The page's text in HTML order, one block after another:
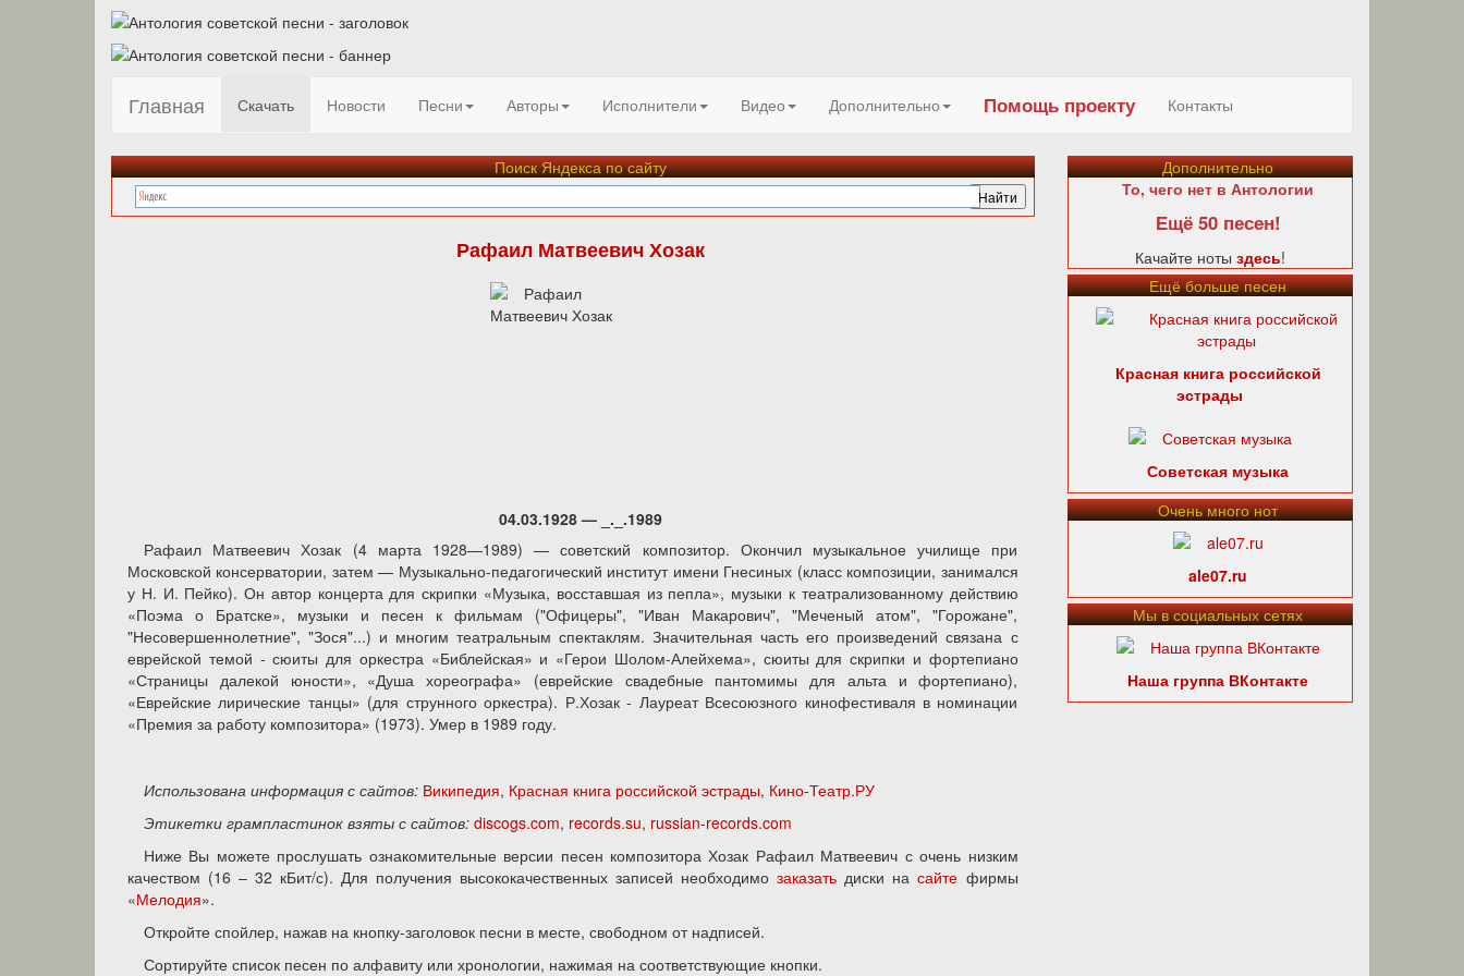
Главная Скачать Новости Песни Авторы Исполнители Видео Дополнительно Помощь проекту Контакты
Поиск Яндекса по сайту
Рафаил Матвеевич Хозак
04.03.1928 — _._.1989
Рафаил Матвеевич Хозак (4 марта 1928—1989) — советский композитор. Окончил музыкальное училище при
Московской консерватории, затем — Музыкально-педагогический институт имени Гнесиных (класс композиции, занимался
у Н. И. Пейко). Он автор концерта для скрипки «Музыка, восставшая из пепла», музыки к театрализованному действию
«Поэма о Братске», музыки и песен к фильмам ("Офицеры", "Иван Макарович", "Меченый атом", "Горожане",
"Несовершеннолетние", "Зося"...) и многим театральным спектаклям. Значительная часть его произведений связана с
еврейской темой - сюиты для оркестра «Библейская» и «Герои Шолом-Алейхема», сюиты для скрипки и фортепиано
«Страницы далекой юности», «Душа хореографа» (еврейские свадебные пантомимы для альта и фортепиано),
«Еврейские лирические танцы» (для струнного оркестра). Р.Хозак - Лауреат Всесоюзного кинофестиваля в номинации
«Премия за работу композитора» (1973). Умер в 1989 году.
Использована информация с сайтов: Википедия, Красная книга российской эстрады, Кино-Театр.РУ
Этикетки грампластинок взяты с сайтов: discogs.com, records.su, russian-records.com
Ниже Вы можете прослушать ознакомительные версии песен композитора Хозак Рафаил Матвеевич с очень низким
качеством (16 – 32 кБит/с). Для получения высококачественных записей необходимозаказать диски насайте фирмы
«Мелодия».
Откройте спойлер, нажав на кнопку-заголовок песни в месте, свободном от надписей.
Сортируйте список песен по алфавиту или хронологии, нажимая на соответствующие кнопки.
Дополнительно
То, чего нет в Антологии
Ещё 50 песен!
Качайте ноты здесь!
Ещё больше песен
Красная книга российской
эстрады
Советская музыка
Очень много нот
ale07.ru
Мы в социальных сетях
Наша группа ВКонтакте